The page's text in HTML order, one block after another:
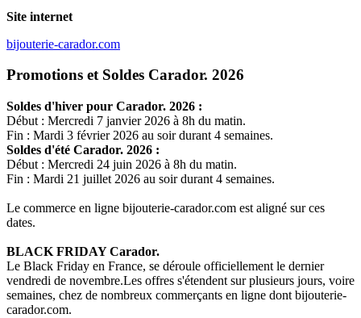
Site internet
bijouterie-carador.com
Promotions et Soldes Carador. 2026
Soldes d'hiver pour Carador. 2026 :
Début : Mercredi 7 janvier 2026 à 8h du matin.
Fin : Mardi 3 février 2026 au soir durant 4 semaines.
Soldes d'été Carador. 2026 :
Début : Mercredi 24 juin 2026 à 8h du matin.
Fin : Mardi 21 juillet 2026 au soir durant 4 semaines.
Le commerce en ligne bijouterie-carador.com est aligné sur ces
dates.
BLACK FRIDAYCarador.
Le Black Friday en France, se déroule officiellement le dernier
vendredi de novembre.Les offres s'étendent sur plusieurs jours, voire
semaines, chez de nombreux commerçants en ligne dont bijouterie-
carador.com.